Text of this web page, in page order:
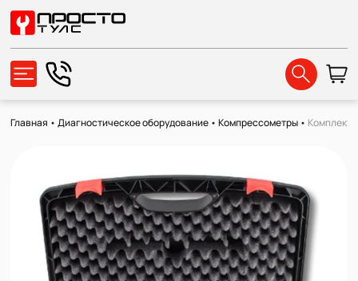
Главная •Диагностическое оборудование •Компрессометры • Комплект